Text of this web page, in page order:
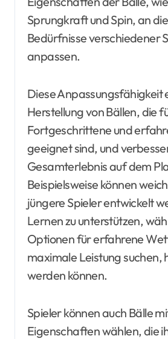
Sprungkraft und Spin, an
Bedürfnisse verschiedener
anpassen.
Diese Anpassungsfähigkeit
Herstellung von Bällen, die
Fortgeschrittene und
geeignet sind, und
Gesamterlebnis auf dem
Beispielsweise können
jüngere Spieler entwickelt
Lernen zu unterstützen,
Optionen für erfahrene
maximale Leistung suchen,
werden können.
Spieler können auch Bälle
Eigenschaften wählen, die